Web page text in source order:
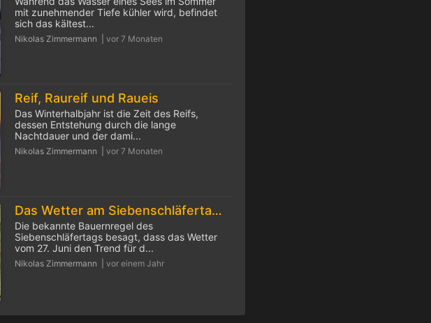
Nikolas Zimmermann | vor 7 Monaten
mit zunehmender Tiefe kühler wird, befindet
sich das kältest...
Reif, Raureif und Raueis
Nikolas Zimmermann | vor 7 Monaten
Das Winterhalbjahr ist die Zeit des Reifs,
dessen Entstehung durch die lange
Nachtdauer und der dami...
Das Wetter am Siebenschläfertag sieben Wochen bleiben mag
Nikolas Zimmermann | vor einem Jahr
Die bekannte Bauernregel des
Siebenschläfertags besagt, dass das Wetter
vom 27. Juni den Trend für d...